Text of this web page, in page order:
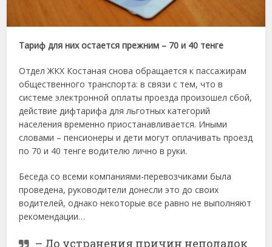
Тариф для них остается прежним – 70 и 40 тенге
Отдел ЖКХ Костаная снова обращается к пассажирам
общественного транспорта: в связи с тем, что в
системе электронной оплаты проезда произошел сбой,
действие дифтарифа для льготных категорий
населения временно приостанавливается. Иными
словами – пенсионеры и дети могут оплачивать проезд
по 70 и 40 тенге водителю лично в руки.
Беседа со всеми компаниями-перевозчиками была
проведена, руководители донесли это до своих
водителей, однако некоторые все равно не выполняют
рекомендации…
– До устранения причин неполадок